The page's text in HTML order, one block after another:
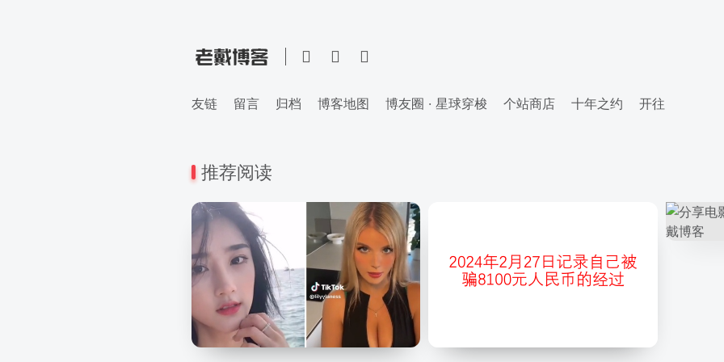
友链 留言 归档 博客地图 博友圈 · 星球穿梭 个站商店 十年之约 开往
推荐阅读